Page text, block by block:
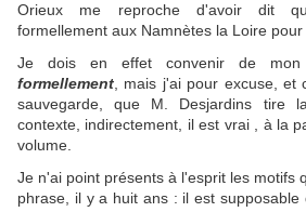
Orieux me reproche d'avoir dit
formellement aux Namnètes la Loire pour
Je dois en effet convenir de
formellement , mais j'ai pour excuse,
sauvegarde, que M. Desjardins tire
contexte, indirectement, il est vrai , à la
volume.
Je n'ai point présents à l'esprit les motifs
phrase, il y a huit ans : il est supposable